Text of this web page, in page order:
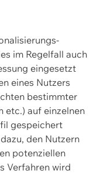
im Regelfall auch
eingesetzt
eines Nutzers
bestimmter
etc.) auf einzelnen
gespeichert
den Nutzern
potenziellen
Verfahren wird